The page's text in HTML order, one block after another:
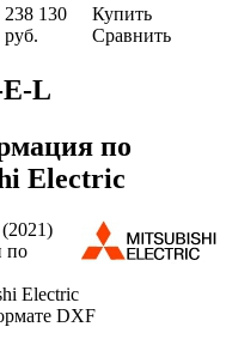
238 130
руб.
Купить
Сравнить
L
по
Electric
по
Electric
DXF